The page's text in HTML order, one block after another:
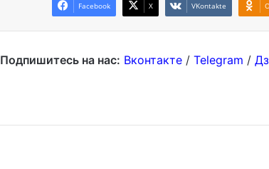
Facebook X VKontakte
Подпишитесь на нас: Вконтакте/ Telegram /